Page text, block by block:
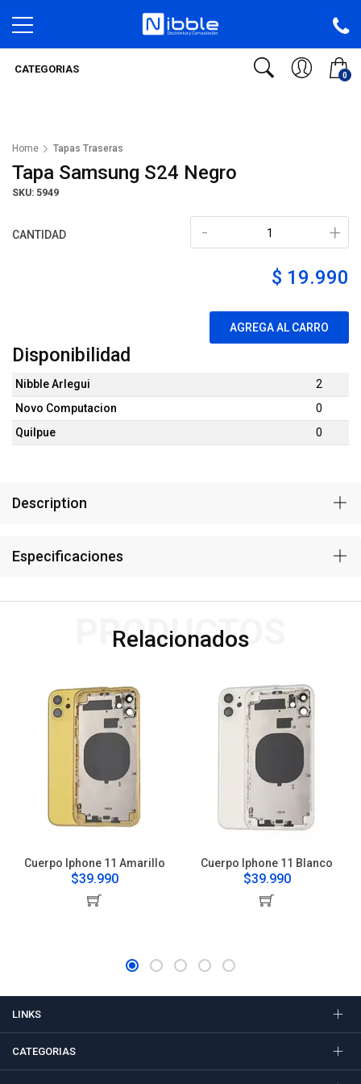
0
CATEGORIAS
Home Tapas Traseras
Tapa Samsung S24 Negro
SKU: 5949
CANTIDAD +
-
$ 19.990
AGREGA AL CARRO
Disponibilidad
Nibble Arlegui
2
Novo Computacion
0
Quilpue
0
Description
Especificaciones
Relacionados
PRODUCTOS
Cuerpo Iphone 11 Amarillo
$39.990
Cuerpo Iphone 11 Blanco
$39.990
LINKS
CATEGORIAS